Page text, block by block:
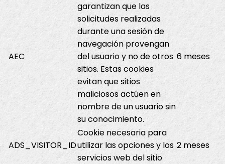
AEC
garantizan que las
solicitudes realizadas
durante una sesión de
navegación provengan
del usuario y no de otros
sitios. Estas cookies
evitan que sitios
maliciosos actúen en
nombre de un usuario sin
su conocimiento.
6 meses
ADS_VISITOR_ID
Cookie necesaria para
utilizar las opciones y los
servicios web del sitio
2 meses